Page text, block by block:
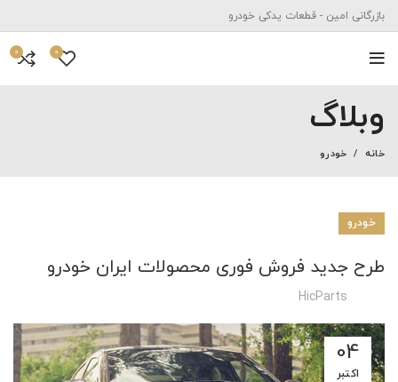
بازرگانی امین - قطعات یدکی خودرو
0
0
وبلاگ
خانه خودرو
خودرو
طرح جدید فروش فوری محصولات ایران خودرو
HicParts
04
اکتبر